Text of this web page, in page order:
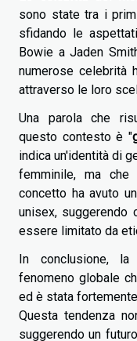
sono state tra i
sfidando le
Bowie a Jaden
numerose celebrità
attraverso le loro
Una parola che
questo contesto è "
indica un'identità di
femminile, ma che
concetto ha avuto
unisex, suggerendo
essere limitato da
In conclusione,
fenomeno globale
ed è stata
Questa tendenza
suggerendo un